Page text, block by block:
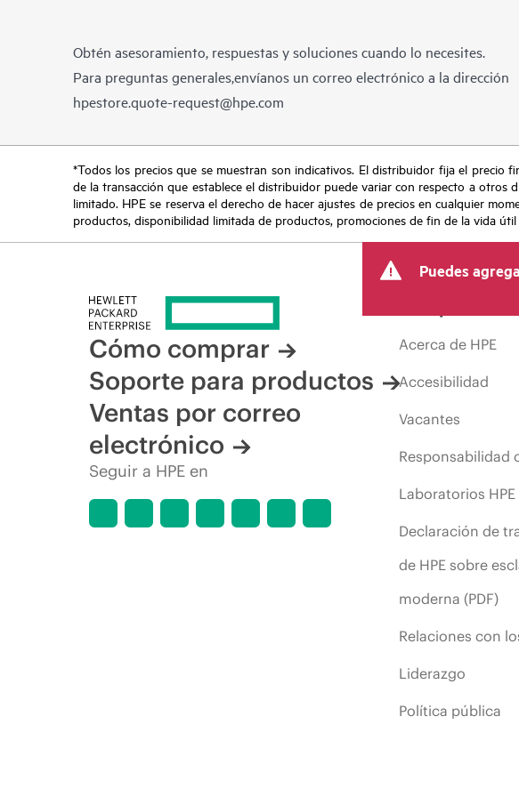
Obtén asesoramiento, respuestas y soluciones cuando lo necesites.
Para preguntas generales,envíanos un correo electrónico a la dirección
hpestore.quote-request@hpe.com
*Todos los precios que se muestran son indicativos. El distribuidor fija el precio
de la transacción que establece el distribuidor puede variar con respecto a
limitado. HPE se reserva el derecho de hacer ajustes de precios en cualquier
productos, disponibilidad limitada de productos, promociones de fin de la vida
Puedes
Cómo comprar
Soporte para productos
Ventas por correo
electrónico
Seguir a HPE en
Acerca de HPE
Accesibilidad
Vacantes
Responsabilidad
Laboratorios HPE
Declaración de
de HPE sobre
moderna (PDF)
Relaciones con
Liderazgo
Política pública